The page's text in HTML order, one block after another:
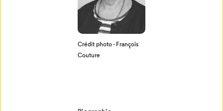
Crédit photo - François
Couture
Créer un